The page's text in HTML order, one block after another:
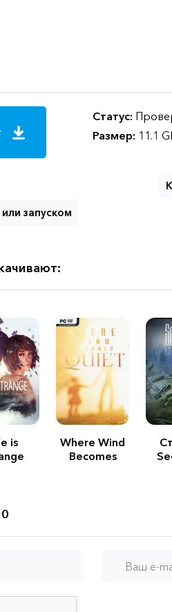
Статус:
Размер: 11.1
запуском
is
Where Wind
Becomes